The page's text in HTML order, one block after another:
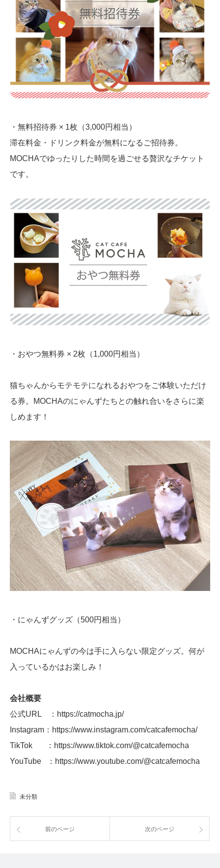
・無料招待券 × 1枚（3,000円相当）
滞在料金・ドリンク料金が無料になるご招待券。
MOCHAでゆったりした時間を過ごせる贅沢なチケット
です。
・おやつ無料券 × 2枚（1,000円相当）
猫ちゃんからモテモテになれるおやつをご体験いただけ
る券。MOCHAのにゃんずたちとの触れ合いをさらに楽
しめます！
・にゃんずグッズ（500円相当）
MOCHAにゃんずの今は手に入らない限定グッズ。何が
入っているかはお楽しみ！
会社概要
公式URL ：https://catmocha.jp/
Instagram：https://www.instagram.com/catcafemocha/
TikTok ：https://www.tiktok.com/@catcafemocha
YouTube ：https://www.youtube.com/@catcafemocha
未分類
前のページ 次のページ